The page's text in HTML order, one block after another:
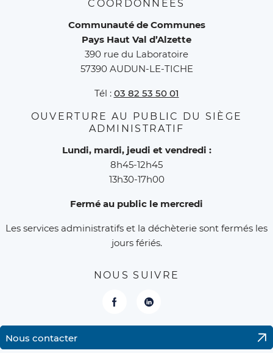
COORDONNÉES
Communauté de Communes
Pays Haut Val d’Alzette
390 rue du Laboratoire
57390 AUDUN-LE-TICHE
Tél : 03 82 53 50 01
OUVERTURE AU PUBLIC DU SIÈGE
ADMINISTRATIF
Lundi, mardi, jeudi et vendredi :
8h45-12h45
13h30-17h00
Fermé au public le mercredi
Les services administratifs et la déchèterie sont fermés les
jours fériés.
NOUS SUIVRE
FacebookLinkedIn
Nous contacter